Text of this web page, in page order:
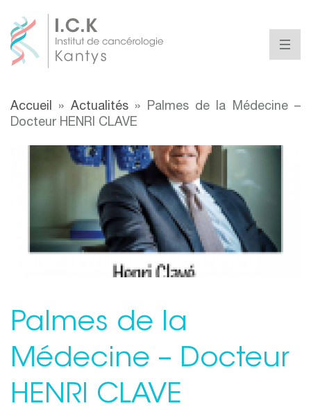
Accueil » Actualités » Palmes de la Médecine –
Docteur HENRI CLAVE
Palmes de la
Médecine – Docteur
HENRI CLAVE